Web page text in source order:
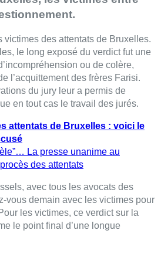
des attentats
vous demain avec les victimes pour
les victimes, ce verdict sur la
le point final d’une longue
Paillaud,Charles CarpreauetPierre
procès des attentats de
blocus s’invite dans
: “C’est